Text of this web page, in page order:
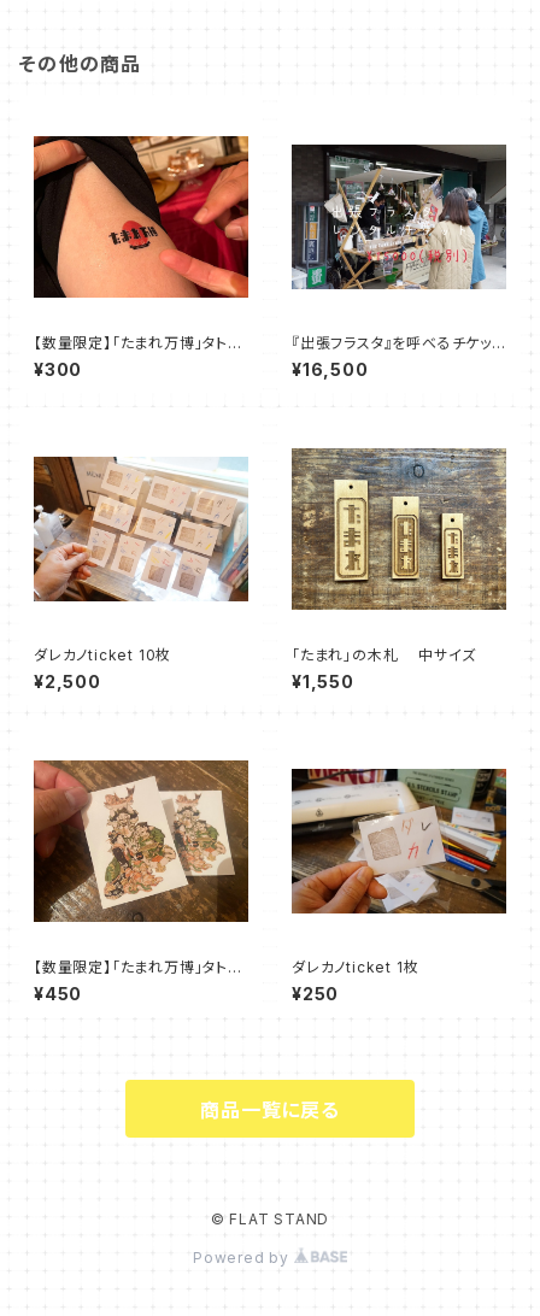
その他の商品
【数量限定】「たまれ万博」タトゥ
¥300
『出張フラスタ』を呼べるチケット
¥15000（税別）
¥16,500
ダレカノticket 10枚
¥2,500
「たまれ」の木札 中サイズ
¥1,550
【数量限定】「たまれ万博」タトゥ
ーシール （たまれ万博イラストカ
ラー）
¥450
ダレカノticket 1枚
¥250
商品一覧に戻る
© FLAT STAND
Powered by